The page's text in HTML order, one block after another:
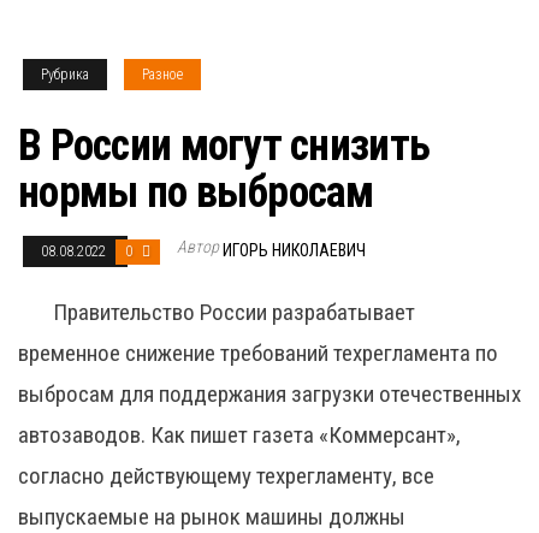
Рубрика Разное
В России могут снизить
нормы по выбросам
08.08.2022 0 Автор ИГОРЬ НИКОЛАЕВИЧ
Правительство России разрабатывает
временное снижение требований техрегламента по
выбросам для поддержания загрузки отечественных
автозаводов. Как пишет газета «Коммерсант»,
согласно действующему техрегламенту, все
выпускаемые на рынок машины должны